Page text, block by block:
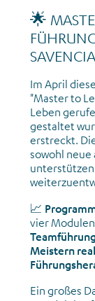
🌟
Im April
"Master to
Leben
gestaltet
erstreckt.
sowohl neue
📈
vier
Meistern
Ein großes